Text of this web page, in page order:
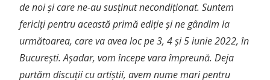
de noiși care ne-au susținut necondiționat. Suntem
fericiți pentru această primă edițieși ne gândim la
următoarea, care va avea loc pe 3, 4și 5 iunie 2022, în
București. Așadar, vom începe vara împreună. Deja
purtăm discuții cu artiștii, avem nume mari pentru